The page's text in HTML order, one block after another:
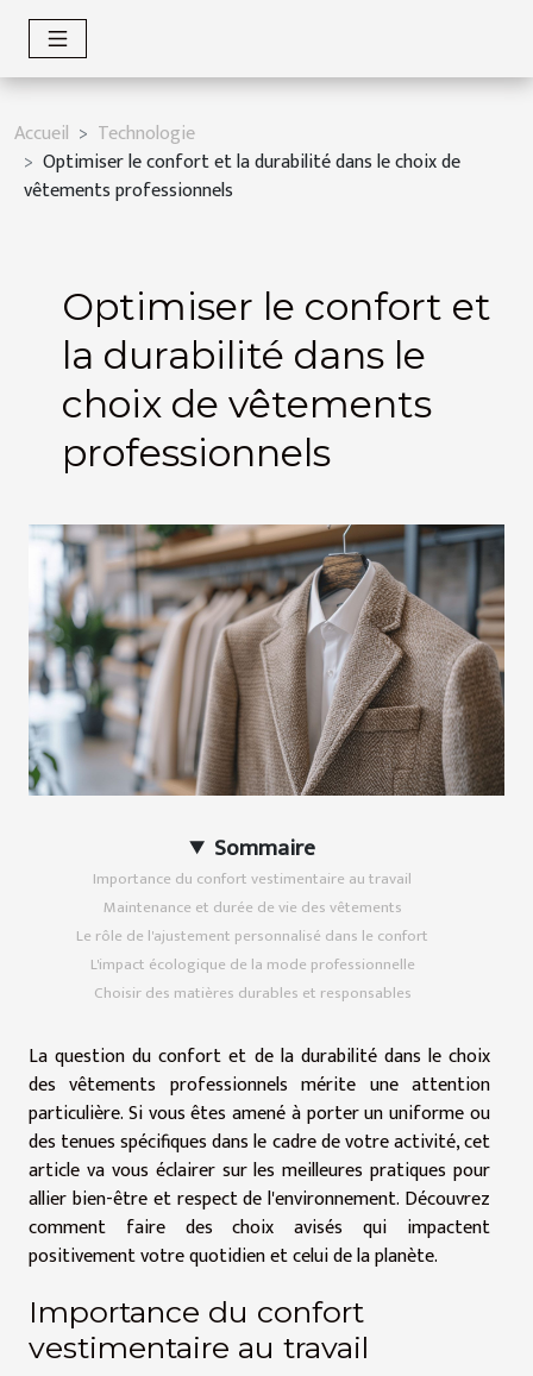
Accueil
Technologie
Optimiser le confort et la durabilité dans le choix de
vêtements professionnels
Optimiser le confort et
la durabilité dans le
choix de vêtements
professionnels
Sommaire
Importance du confort vestimentaire au travail
Maintenance et durée de vie des vêtements
Le rôle de l'ajustement personnalisé dans le confort
L'impact écologique de la mode professionnelle
Choisir des matières durables et responsables
La question du confort et de la durabilité dans le choix
des vêtements professionnels mérite une attention
particulière. Si vous êtes amené à porter un uniforme ou
des tenues spécifiques dans le cadre de votre activité, cet
article va vous éclairer sur les meilleures pratiques pour
allier bien-être et respect de l'environnement. Découvrez
comment faire des choix avisés qui impactent
positivement votre quotidien et celui de la planète.
Importance du confort
vestimentaire au travail